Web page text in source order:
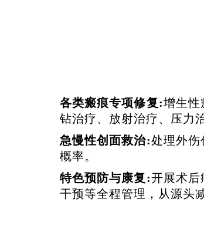
各类瘢痕专项修复:增生性
钻治疗、放射治疗、压力
急慢性创面救治:处理外伤
概率。
特色预防与康复:开展术后
干预等全程管理，从源头